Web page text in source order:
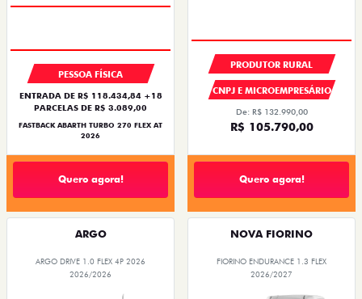
PESSOA FÍSICA
ENTRADA DE R$ 118.434,84 +18
PARCELAS DE R$ 3.089,00
FASTBACK ABARTH TURBO 270 FLEX AT
2026
Quero agora!
PRODUTOR RURAL
CNPJ E MICROEMPRESÁRIO
De: R$ 132.990,00
R$ 105.790,00
Quero agora!
ARGO
ARGO DRIVE 1.0 FLEX 4P 2026
2026/2026
NOVA FIORINO
FIORINO ENDURANCE 1.3 FLEX
2026/2027